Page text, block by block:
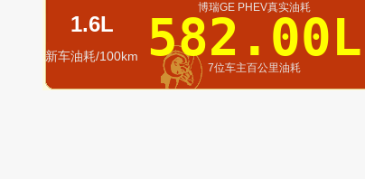
1.6L
新车油耗/100km
博瑞GE PHEV真实油耗
582.00L
7位车主百公里油耗